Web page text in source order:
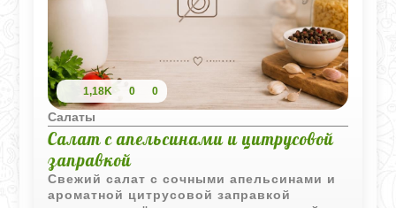
1,18K 0 0
Салаты
Салат с апельсинами и цитрусовой
заправкой
Свежий салат с сочными апельсинами и
ароматной цитрусовой заправкой